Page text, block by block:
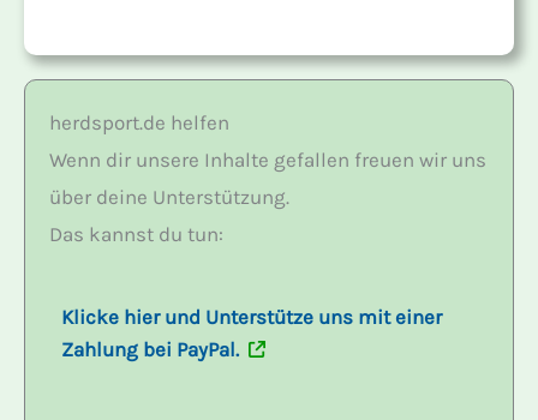
herdsport.de helfen
Wenn dir unsere Inhalte gefallen freuen wir uns
über deine Unterstützung.
Das kannst du tun:
Klicke hier und Unterstütze uns mit einer
Zahlung bei PayPal.